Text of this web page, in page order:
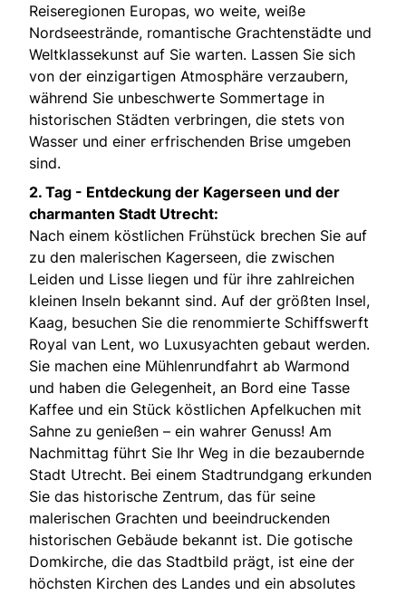
Reiseregionen Europas, wo weite, weiße
Nordseestrände, romantische Grachtenstädte und
Weltklassekunst auf Sie warten. Lassen Sie sich
von der einzigartigen Atmosphäre verzaubern,
während Sie unbeschwerte Sommertage in
historischen Städten verbringen, die stets von
Wasser und einer erfrischenden Brise umgeben
sind.
2. Tag - Entdeckung der Kagerseen und der
charmanten Stadt Utrecht:
Nach einem köstlichen Frühstück brechen Sie auf
zu den malerischen Kagerseen, die zwischen
Leiden und Lisse liegen und für ihre zahlreichen
kleinen Inseln bekannt sind. Auf der größten Insel,
Kaag, besuchen Sie die renommierte Schiffswerft
Royal van Lent, wo Luxusyachten gebaut werden.
Sie machen eine Mühlenrundfahrt ab Warmond
und haben die Gelegenheit, an Bord eine Tasse
Kaffee und ein Stück köstlichen Apfelkuchen mit
Sahne zu genießen – ein wahrer Genuss! Am
Nachmittag führt Sie Ihr Weg in die bezaubernde
Stadt Utrecht. Bei einem Stadtrundgang erkunden
Sie das historische Zentrum, das für seine
malerischen Grachten und beeindruckenden
historischen Gebäude bekannt ist. Die gotische
Domkirche, die das Stadtbild prägt, ist eine der
höchsten Kirchen des Landes und ein absolutes